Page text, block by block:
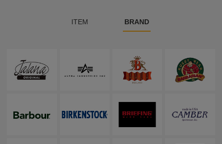
ITEM BRAND